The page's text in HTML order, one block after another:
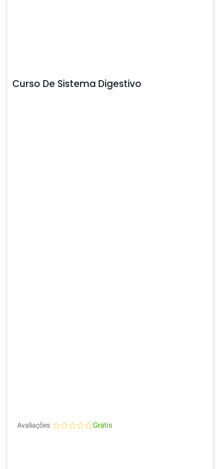
Curso De Sistema Digestivo
Avaliações Grátis